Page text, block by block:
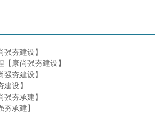
夯建设】
康尚强夯建设】
夯建设】
设】
夯承建】
承建】